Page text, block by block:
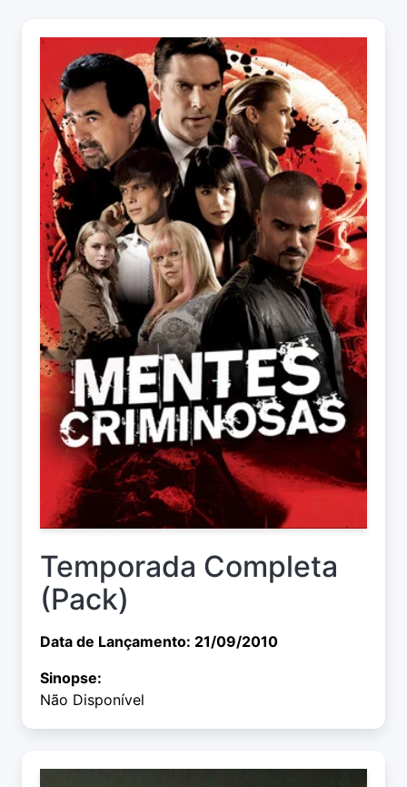
Temporada Completa
(Pack)
Data de Lançamento: 21/09/2010
Sinopse:
Não Disponível